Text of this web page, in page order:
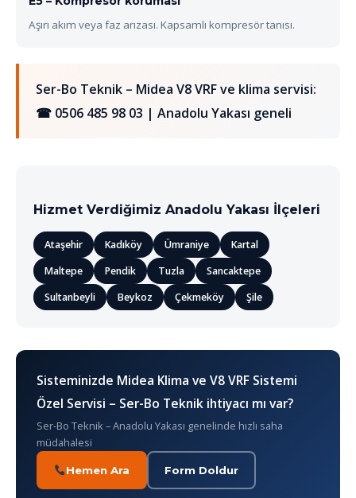
Aşırı akım veya faz arızası. Kapsamlı kompresör tanısı.
Ser-Bo Teknik – Midea V8 VRF ve klima servisi:
☎ 0506 485 98 03 | Anadolu Yakası geneli
Hizmet Verdiğimiz Anadolu Yakası İlçeleri
Ataşehir Kadıköy Ümraniye
Kartal
Maltepe
Pendik Tuzla
Sancaktepe
Sultanbeyli
Beykoz Çekmeköy Şile
Sisteminizde Midea Klima ve V8 VRF Sistemi
Özel Servisi – Ser-Bo Teknik ihtiyacı mı var?
Ser-Bo Teknik – Anadolu Yakası genelinde hızlı saha
müdahalesi
Hemen Ara Form Doldur